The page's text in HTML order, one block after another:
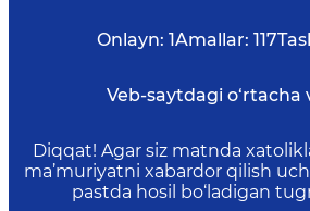
Onlayn: 1Amallar: 117
Veb-saytdagi o‘rtacha
Diqqat! Agar siz matnda
ma’muriyatni xabardor qilish
pastda hosil bo‘ladigan